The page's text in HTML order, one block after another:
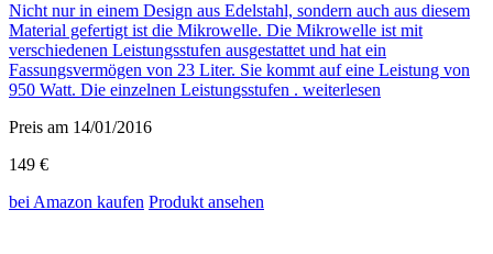
Nicht nur in einem Design aus Edelstahl, sondern auch aus diesem
Material gefertigt ist die Mikrowelle. Die Mikrowelle ist mit
verschiedenen Leistungsstufen ausgestattet und hat ein
Fassungsvermögen von 23 Liter. Sie kommt auf eine Leistung von
950 Watt. Die einzelnen Leistungsstufen . weiterlesen
Preis am 14/01/2016
149 €
bei Amazon kaufen Produkt ansehen